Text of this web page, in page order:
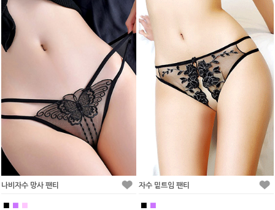
나비자수 망사 팬티
■ ■ ■
자수 밑트임 팬티
■ ■